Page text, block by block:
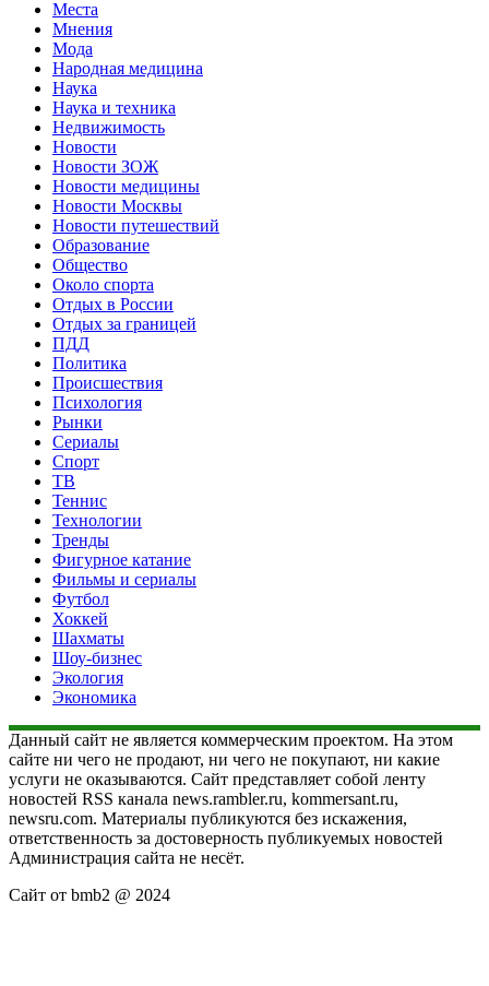
Места
Мнения
Мода
Народная медицина
Наука
Наука и техника
Недвижимость
Новости
Новости ЗОЖ
Новости медицины
Новости Москвы
Новости путешествий
Образование
Общество
Около спорта
Отдых в России
Отдых за границей
ПДД
Политика
Происшествия
Психология
Рынки
Сериалы
Спорт
ТВ
Теннис
Технологии
Тренды
Фигурное катание
Фильмы и сериалы
Футбол
Хоккей
Шахматы
Шоу-бизнес
Экология
Экономика
Данный сайт не является коммерческим проектом. На этом
сайте ни чего не продают, ни чего не покупают, ни какие
услуги не оказываются. Сайт представляет собой ленту
новостей RSS канала news.rambler.ru, kommersant.ru,
newsru.com. Материалы публикуются без искажения,
ответственность за достоверность публикуемых новостей
Администрация сайта не несёт.
Сайт от bmb2 @ 2024